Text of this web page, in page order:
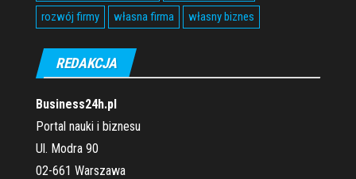
rozwój firmy
własna firma własny biznes
REDAKCJA
Business24h.pl
Portal nauki i biznesu
Ul. Modra 90
02-661 Warszawa